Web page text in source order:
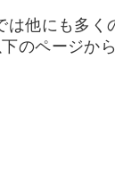
は他にも多く
のページか